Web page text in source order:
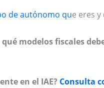
de autónomo que eres
modelos fiscales
en el IAE? Consulta